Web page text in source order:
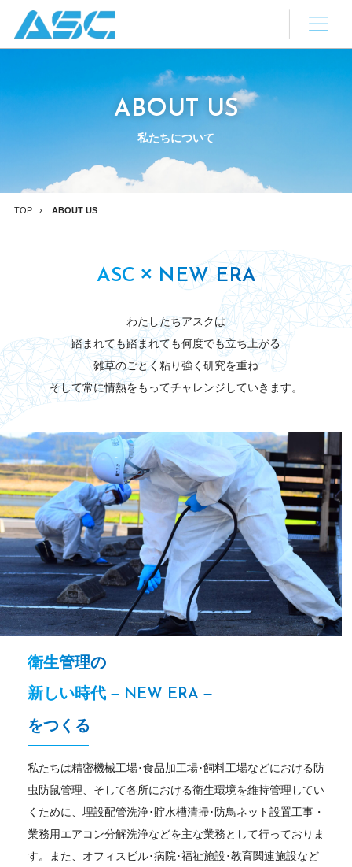
ABOUT US
私たちについて
TOP ABOUT US
ASC × NEW ERA
わたしたちアスクは
踏まれても踏まれても何度でも立ち上がる
雑草のごとく粘り強く研究を重ね
そして常に情熱をもってチャレンジしていきます。
衛生管理の
新しい時代 – NEW ERA –
をつくる
私たちは精密機械工場･食品加工場･飼料工場などにおける防
虫防鼠管理、そして各所における衛生環境を維持管理してい
くために、埋設配管洗浄･貯水槽清掃･防鳥ネット設置工事・
業務用エアコン分解洗浄などを主な業務として行っておりま
す。また、オフィスビル･病院･福祉施設･教育関連施設など